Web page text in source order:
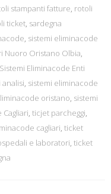
stampanti fatture, rotoli
ticket, sardegna
, sistemi eliminacode
Nuoro Oristano Olbia,
Sistemi Eliminacode Enti
, sistemi eliminacode
oristano, sistemi
, ticjet parcheggi,
cagliari, ticket
e laboratori, ticket